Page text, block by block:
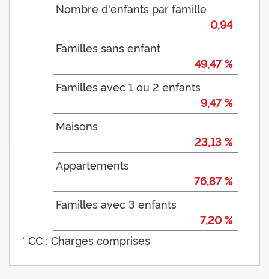
Nombre d'enfants par famille
0,94
Familles sans enfant
49,47 %
Familles avec 1 ou 2 enfants
9,47 %
Maisons
23,13 %
Appartements
76,87 %
Familles avec 3 enfants
7,20 %
* CC : Charges comprises